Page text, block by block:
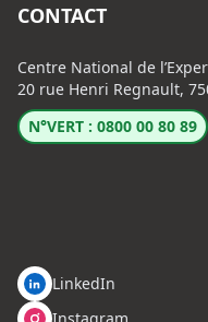
CONTACT
Centre National de
20 rue Henri Regnault,
N°VERT : 0800 00 80 89
LinkedIn